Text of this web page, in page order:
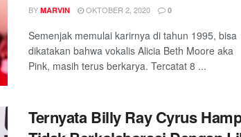
BY MARVIN OKTOBER 2, 2020 0
Semenjak memulai karirnya di tahun 1995, bisa
dikatakan bahwa vokalis Alicia Beth Moore aka
Pink, masih terus berkarya. Tercatat 8 ...
Ternyata Billy Ray Cyrus